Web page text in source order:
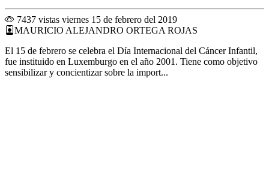
7437 vistas viernes 15 de febrero del 2019
MAURICIO ALEJANDRO ORTEGA ROJAS
El 15 de febrero se celebra el Día Internacional del Cáncer Infantil,
fue instituido en Luxemburgo en el año 2001. Tiene como objetivo
sensibilizar y concientizar sobre la import...